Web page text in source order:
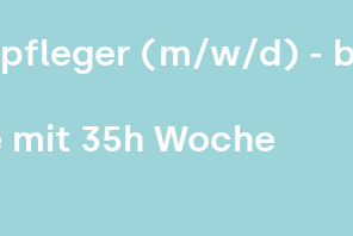
(m/w/d) -
35h Woche